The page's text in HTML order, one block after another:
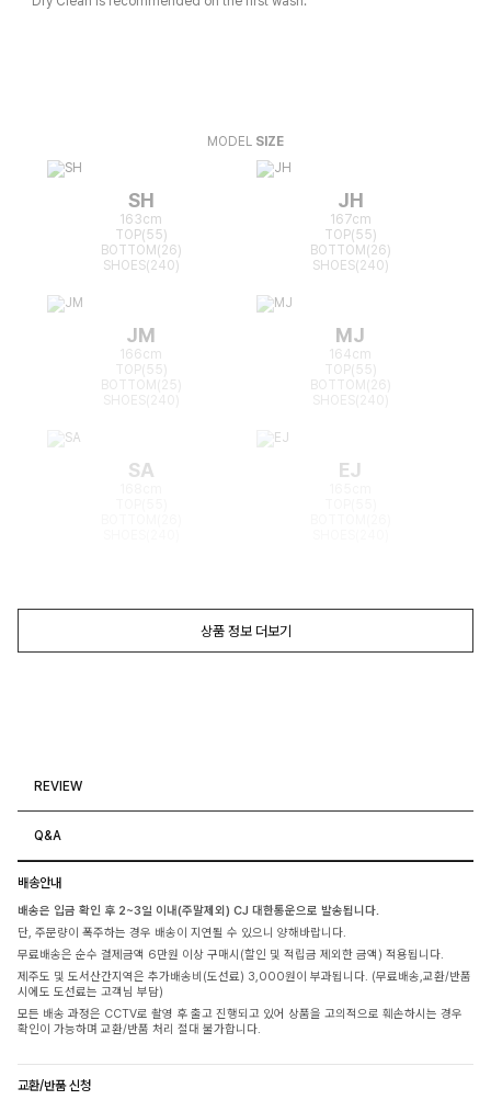
MODEL SIZE
SH
163cm
TOP(55)
BOTTOM(26)
SHOES(240)
JH
167cm
TOP(55)
BOTTOM(26)
SHOES(240)
JM
166cm
TOP(55)
BOTTOM(25)
MJ
164cm
TOP(55)
BOTTOM(26)
SA EJ
상품 정보 더보기
REVIEW
Q&A
배송안내
배송은 입금 확인 후 2~3일 이내(주말제외) CJ 대한통운으로 발송됩니다.
단, 주문량이 폭주하는 경우 배송이 지연될 수 있으니 양해바랍니다.
무료배송은 순수 결제금액 6만원 이상 구매시(할인 및 적립금 제외한 금액) 적용됩니다.
제주도 및 도서산간지역은 추가배송비(도선료) 3,000원이 부과됩니다. (무료배송,교환/반품
시에도 도선료는 고객님 부담)
모든 배송 과정은 CCTV로 촬영 후 출고 진행되고 있어 상품을 고의적으로 훼손하시는 경우
확인이 가능하며 교환/반품 처리 절대 불가합니다.
교환/반품 신청